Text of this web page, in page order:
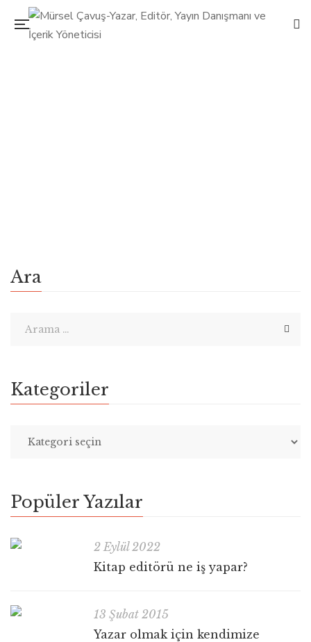
Ara
Kategoriler
Popüler Yazılar
2 Eylül 2022
Kitap editörü ne iş yapar?
13 Şubat 2015
Yazar olmak için kendimize